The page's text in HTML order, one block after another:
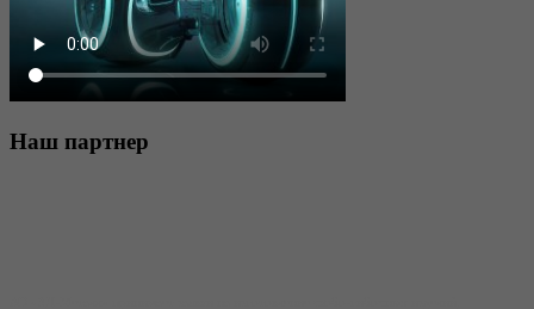
Наш партнер